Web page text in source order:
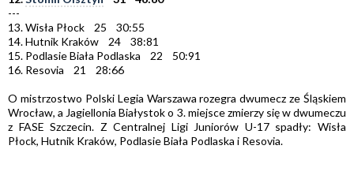
---
13. Wisła Płock 25 30:55
14. Hutnik Kraków 24 38:81
15. Podlasie Biała Podlaska 22 50:91
16. Resovia 21 28:66
O mistrzostwo Polski Legia Warszawa rozegra dwumecz ze Śląskiem
Wrocław, a Jagiellonia Białystok o 3. miejsce zmierzy się w dwumeczu
z FASE Szczecin. Z Centralnej Ligi Juniorów U-17 spadły: Wisła
Płock, Hutnik Kraków, Podlasie Biała Podlaska i Resovia.